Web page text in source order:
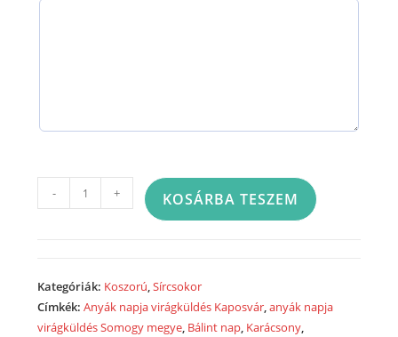
kötött
KS100
mennyiség
- + KOSÁRBA TESZEM
Kategóriák: Koszorú,Sírcsokor
Címkék:Anyák napja virágküldés Kaposvár,anyák napja
virágküldés Somogy megye, Bálint nap, Karácsony,